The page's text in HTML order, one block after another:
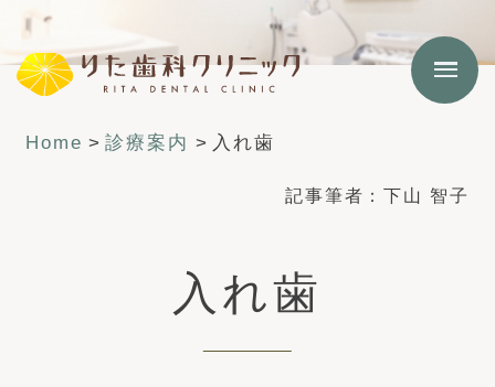
Home >診療案内 > 入れ歯
記事筆者：下山 智子
入れ歯